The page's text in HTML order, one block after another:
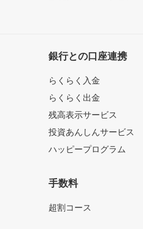
銀行との口座連携
らくらく入金
らくらく出金
残高表示サービス
投資あんしんサービス
ハッピープログラム
手数料
超割コース